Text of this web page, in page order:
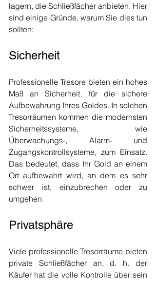
lagern, die Schließfächer anbieten. Hier
sind einige Gründe, warum Sie dies tun
sollten:
Sicherheit
Professionelle Tresore bieten ein hohes
Maß an Sicherheit, für die sichere
Aufbewahrung Ihres Goldes. In solchen
Tresorräumen kommen die modernsten
Sicherheitssysteme, wie
Überwachungs-, Alarm- und
Zugangskontrollsysteme, zum Einsatz.
Das bedeutet, dass Ihr Gold an einem
Ort aufbewahrt wird, an dem es sehr
schwer ist, einzubrechen oder zu
umgehen.
Privatsphäre
Viele professionelle Tresorräume bieten
private Schließfächer an, d. h. der
Käufer hat die volle Kontrolle über sein